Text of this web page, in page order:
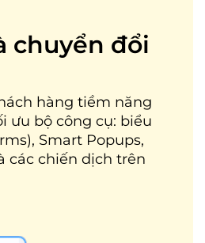
chuyển đổi
hàng tiềm năng
ưu bộ công cụ: biểu
Smart Popups,
các chiến dịch trên